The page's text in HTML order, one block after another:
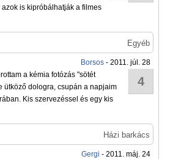
is kipróbálhatják a filmes
Egyéb
Borsos - 2011. júl. 28
4
a kémia fotózás "sötét
ütköző dologra, csupán a napjaim
Kis szervezéssel és egy kis
Házi barkács
Gergi - 2011. máj. 24